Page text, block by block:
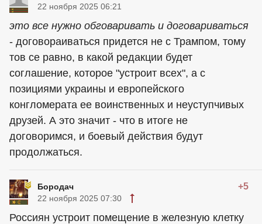
22 ноября 2025 06:21
это все нужно обговаривать и договариваться
- договораиваться придется не с Трампом, тому
тов се равно, в какой редакции будет
соглашение, которое "устроит всех", а с
позициями украины и европейского
конгломерата ее воинственных и неуступчивых
друзей. А это значит - что в итоге не
договоримся, и боевый действия будут
продолжаться.
Бородач +5
22 ноября 2025 07:30
Россиян устроит помещение в железную клетку